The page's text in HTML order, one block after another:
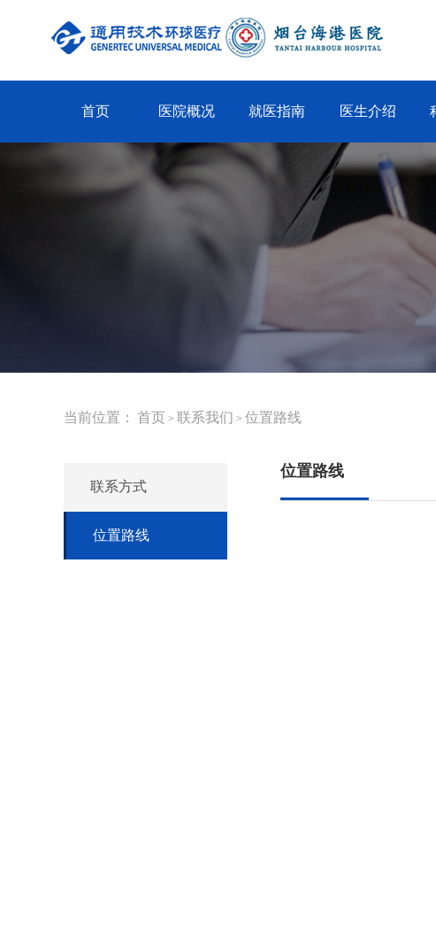
首页 医院概况 就医指南 医生介绍
当前位置： 首页 > 联系我们 > 位置路线
联系方式
位置路线
位置路线